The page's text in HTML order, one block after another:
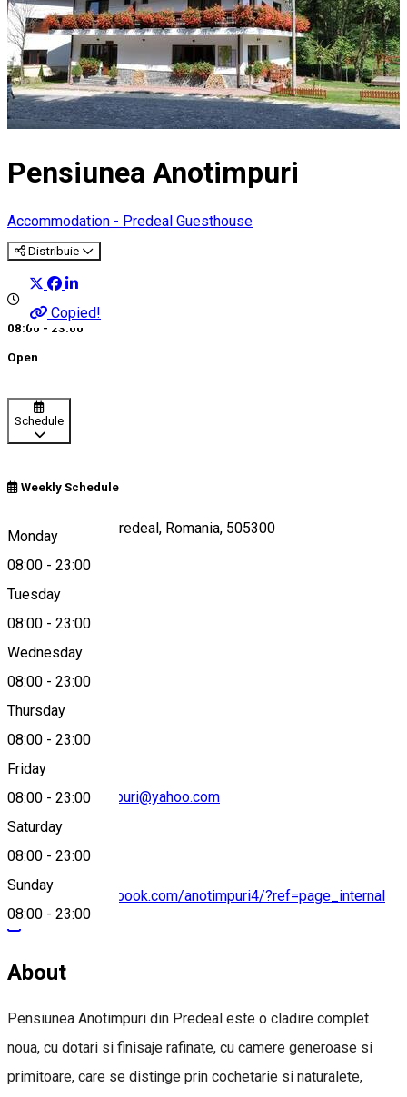
Pensiunea Anotimpuri
Accommodation - Predeal Guesthouse
Distribuie
Copied!
08:00 - 23:00
Open
Schedule
Weekly Schedule
Monday
08:00 - 23:00
Tuesday
08:00 - 23:00
Wednesday
08:00 - 23:00
Thursday
08:00 - 23:00
Friday
08:00 - 23:00
Saturday
08:00 - 23:00
Sunday
08:00 - 23:00
Teleferic, Nr.13, Predeal, Romania, 505300
Map
pensiuneaanotimpuri@yahoo.com
https://www.facebook.com/anotimpuri4/?ref=page_internal
About
Pensiunea Anotimpuri din Predeal este o cladire complet
noua, cu dotari si finisaje rafinate, cu camere generoase si
primitoare, care se distinge prin cochetarie si naturalete,